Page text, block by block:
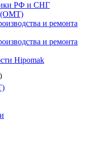
РФ и СНГ
(OMT)
и ремонта
и ремонта
Hipomak